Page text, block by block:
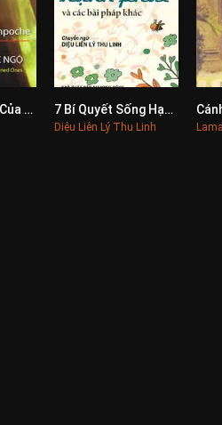
0
Kho Tàng Tâm Của Các Bậc Giác Ngộ 0
7 Bí Quyết Sống Hạnh Phúc
Diệu Liên Lý Thu Linh